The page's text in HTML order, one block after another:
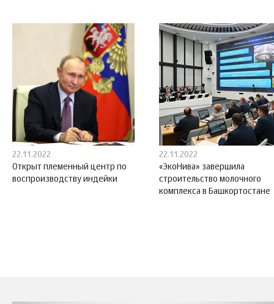
22.11.2022
Открыт племенный центр по
воспроизводству индейки
22.11.2022
«ЭкоНива» завершила
строительство молочного
комплекса в Башкортостане